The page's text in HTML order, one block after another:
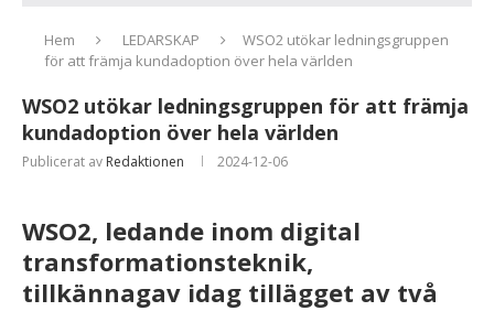
Hem LEDARSKAP
WSO2 utökar ledningsgruppen
för att främja kundadoption över hela världen
WSO2 utökar ledningsgruppen för att främja
kundadoption över hela världen
Publicerat av Redaktionen 2024-12-06
WSO2, ledande inom digital
transformationsteknik,
tillkännagav idag tillägget av två